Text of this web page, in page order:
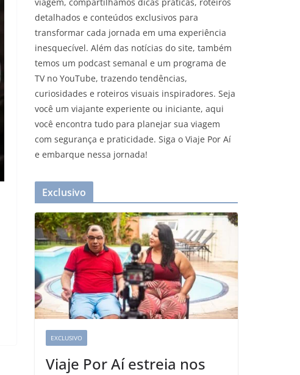
detalhados e conteúdos exclusivos para
transformar cada jornada em uma experiência
inesquecível. Além das notícias do site, também
temos um podcast semanal e um programa de
TV no YouTube, trazendo tendências,
curiosidades e roteiros visuais inspiradores. Seja
você um viajante experiente ou iniciante, aqui
você encontra tudo para planejar sua viagem
com segurança e praticidade. Siga o Viaje Por Aí
e embarque nessa jornada!
Exclusivo
EXCLUSIVO
Viaje Por Aí estreia nos